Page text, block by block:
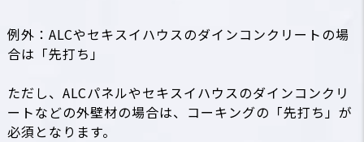
例外：ALCやセキスイハウスのダインコンクリートの場
合は「先打ち」
ただし、ALCパネルやセキスイハウスのダインコンクリ
ートなどの外壁材の場合は、コーキングの「先打ち」が
必須となります。